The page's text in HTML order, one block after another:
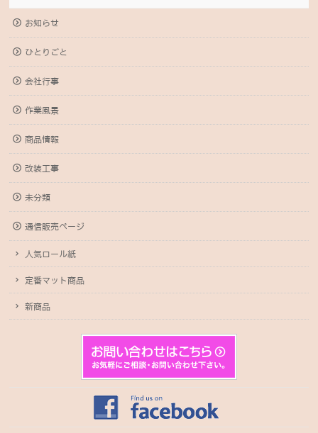
お知らせ
ひとりごと
会社行事
作業風景
商品情報
改装工事
未分類
通信販売ページ
人気ロール紙
定番マット商品
新商品